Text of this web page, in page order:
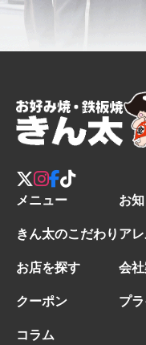
メニュー
きん太のこだわり
お店を探す
クーポン
コラム
お
ア
会
プ